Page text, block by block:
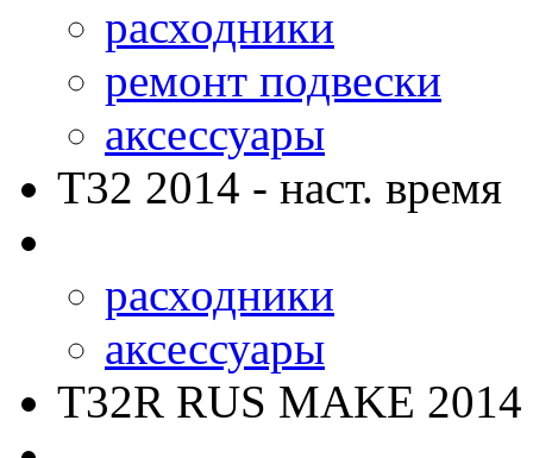
расходники
ремонт подвески
аксессуары
T32 2014 - наст. время
расходники
аксессуары
T32R RUS MAKE 2014